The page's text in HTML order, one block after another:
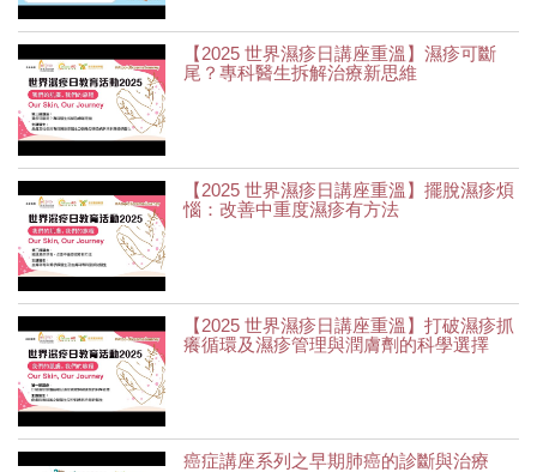
【2025 世界濕疹日講座重溫】濕疹可斷
尾？專科醫生拆解治療新思維
【2025 世界濕疹日講座重溫】擺脫濕疹煩
惱：改善中重度濕疹有方法
【2025 世界濕疹日講座重溫】打破濕疹抓
癢循環及濕疹管理與潤膚劑的科學選擇
癌症講座系列之早期肺癌的診斷與治療